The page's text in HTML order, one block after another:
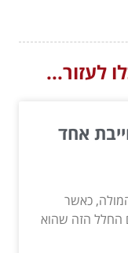
לעזור...
אחד
כאשר
החלל הזה שהוא